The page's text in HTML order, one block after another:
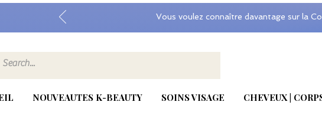
Vous voulez connaître davantage sur la
NOUVEAUTES K-BEAUTY SOINS VISAGE CHEVEUX |